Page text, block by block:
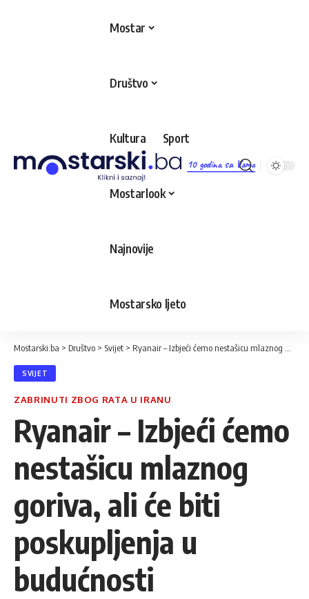
10 godina sa Vama
Mostar
Društvo
Kultura Sport
Mostarlook
Najnovije
Mostarsko ljeto
Mostarski.ba > Društvo > Svijet > Ryanair – Izbjeći ćemo nestašicu mlaznog goriva, ali će biti poskupljenja u budućnosti
SVIJET
ZABRINUTI ZBOG RATA U IRANU
Ryanair – Izbjeći ćemo
nestašicu mlaznog
goriva, ali će biti
poskupljenja u
budućnosti